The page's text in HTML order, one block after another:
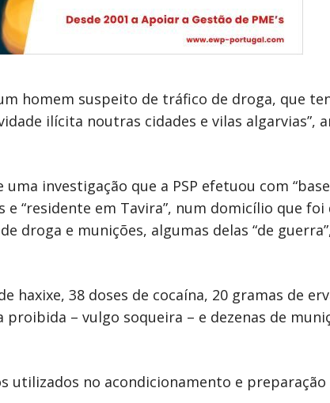
homem suspeito de tráfico de droga, que
ilícita noutras cidades e vilas algarvias”,
investigação que a PSP efetuou com
e “residente em Tavira”, num domicílio que
droga e munições, algumas delas “de
haxixe, 38 doses de cocaína, 20 gramas de
– vulgo soqueira – e dezenas de
utilizados no acondicionamento e